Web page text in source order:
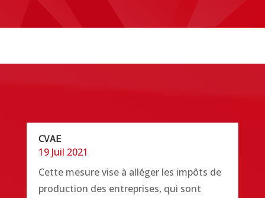
CVAE
19 Juil 2021
Cette mesure vise à alléger les impôts de
production des entreprises, qui sont